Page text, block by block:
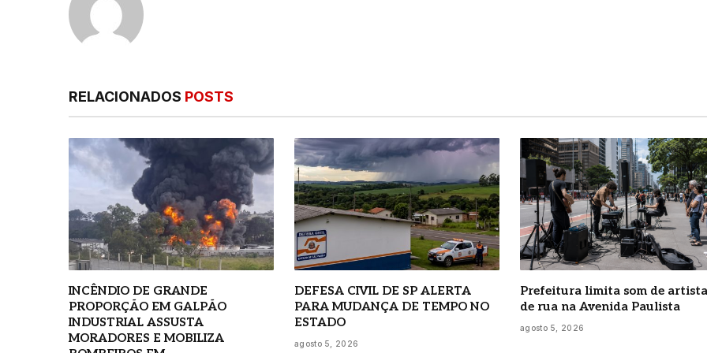
RELACIONADOS POSTS
INCÊNDIO DE GRANDE
PROPORÇÃO EM GALPÃO
INDUSTRIAL ASSUSTA
MORADORES E MOBILIZA
DEFESA CIVIL DE SP ALERTA
PARA MUDANÇA DE TEMPO NO
ESTADO
agosto 5, 2026
Prefeitura limita som de
de rua na Avenida Paulista
agosto 5, 2026